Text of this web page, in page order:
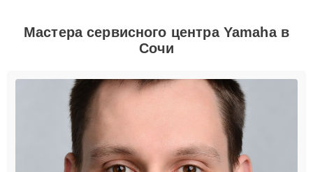
Мастера сервисного центра Yamaha в
Сочи